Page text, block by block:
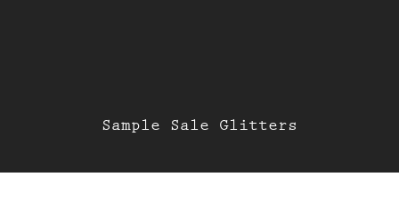
Sample Sale Glitters